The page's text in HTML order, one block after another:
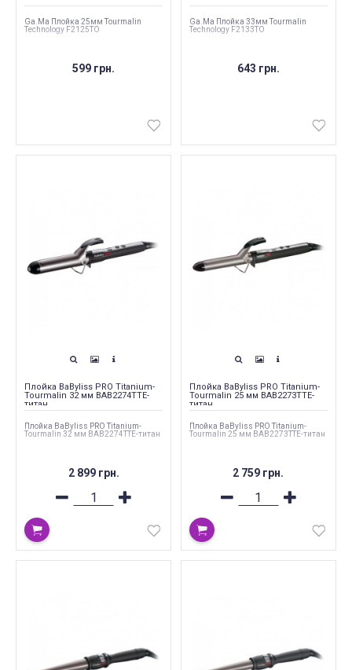
Ga.Ma Плойка 25мм Tourmalin
Technology F2125TO
599 грн.
Ga.Ma Плойка 33мм Tourmalin
Technology F2133TO
643 грн.
Плойка BaByliss PRO Titanium-
Tourmalin 32 мм BAB2274TTE-
титан
Плойка BaByliss PRO Titanium-
Tourmalin 32 мм BAB2274TTE-титан
2 899 грн.
Плойка BaByliss PRO Titanium-
Tourmalin 25 мм BAB2273TTE-
титан
Плойка BaByliss PRO Titanium-
Tourmalin 25 мм BAB2273TTE-титан
2 759 грн.